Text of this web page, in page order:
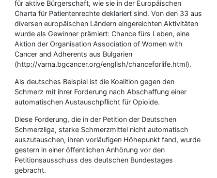
für aktive Bürgerschaft, wie sie in der Europäischen
Charta für Patientenrechte deklariert sind. Von den 33 aus
diversen europäischen Ländern eingereichten Aktivitäten
wurde als Gewinner prämiert: Chance fürs Leben, eine
Aktion der Organisation Association of Women with
Cancer and Adherents aus Bulgarien
(http://varna.bgcancer.org/english/chanceforlife.html).
Als deutsches Beispiel ist die Koalition gegen den
Schmerz mit ihrer Forderung nach Abschaffung einer
automatischen Austauschpflicht für Opioide.
Diese Forderung, die in der Petition der Deutschen
Schmerzliga, starke Schmerzmittel nicht automatisch
auszutauschen, ihren vorläufigen Höhepunkt fand, wurde
gestern in einer öffentlichen Anhörung vor den
Petitionsausschuss des deutschen Bundestages
gebracht.